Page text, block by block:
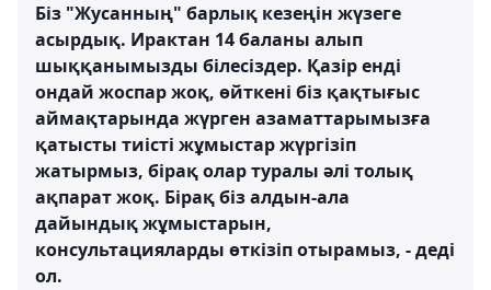
Біз "Жусанның" барлық кезеңін жүзеге
асырдық. Ирактан 14 баланы алып
шыққанымызды білесіздер. Қазір енді
ондай жоспар жоқ, өйткені біз қақтығыс
аймақтарында жүрген азаматтарымызға
қатысты тиісті жұмыстар жүргізіп
жатырмыз, бірақ олар туралы әлі толық
ақпарат жоқ. Бірақ біз алдын-ала
дайындық жұмыстарын,
консультацияларды өткізіп отырамыз, - деді
ол.